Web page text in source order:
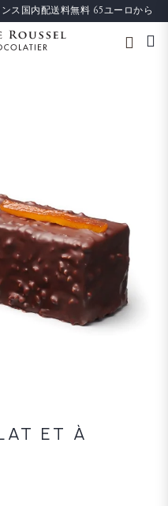
ス国内配送料無料 65ユーロから
ET À